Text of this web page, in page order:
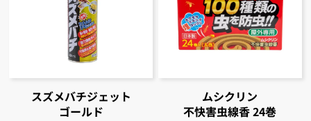
スズメバチジェット
ゴールド
ムシクリン
不快害虫線香24巻